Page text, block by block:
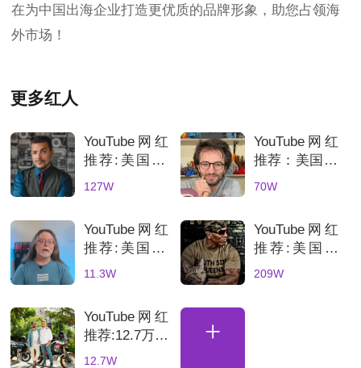
在为中国出海企业打造更优质的品牌形象，助您占领海
外市场！
更多红人
YouTube网红
推荐:美国3C
科技数码测评
127W
YouTube网红
推荐：美国70
万粉丝3D打
评测账号解析
70W
YouTube网红
推荐:美国3D
打印机深度测
11.3W
YouTube网红
推荐:美国科
技网红高互动
209W
YouTube网红
推荐:12.7万粉
丝土耳其骑行
12.7W
+